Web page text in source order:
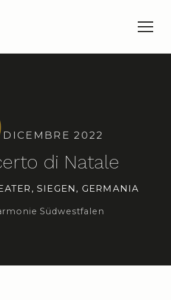
DICEMBRE 2022
di Natale
SIEGEN, GERMANIA
Südwestfalen